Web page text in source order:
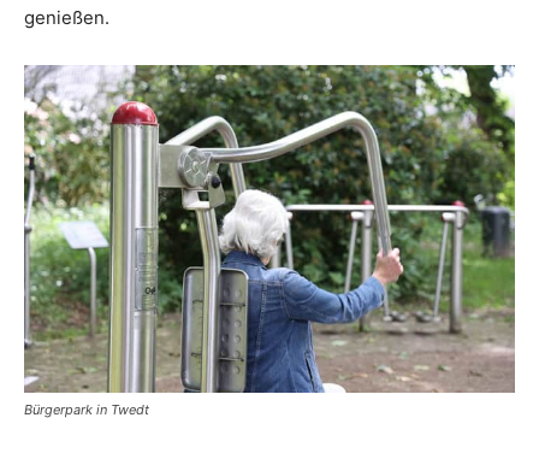
genießen.
Bürgerpark in Twedt